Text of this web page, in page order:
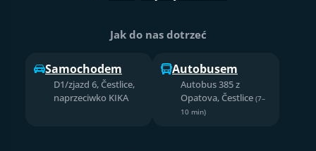
Jak do nas dotrzeć
Samochodem
D1/zjazd 6, Čestlice,
naprzeciwko KIKA
Autobusem
Autobus 385 z
Opatova, Čestlice (7–
10 min)